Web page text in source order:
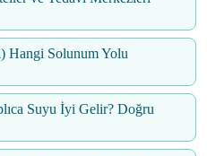
Hangi Solunum Yolu
Suyu İyi Gelir? Doğru